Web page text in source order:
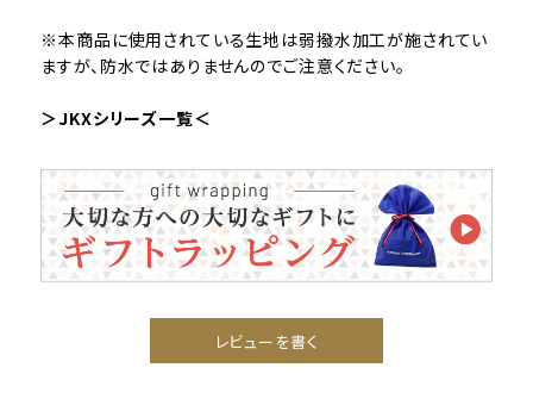
※本商品に使用されている生地は弱撥水加工が施されてい
ますが、防水ではありませんのでご注意ください。
＞JKXシリーズ一覧＜
レビューを書く